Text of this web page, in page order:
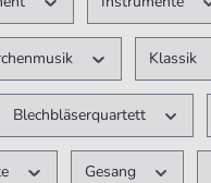
Klassik
Blechbläserquartett
Gesang